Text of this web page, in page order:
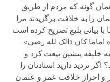
همان گونه که مردم از طریق
را به خلافت برگزیدند مرا
با بیانی بلیغ تصریح کرده است
کان ذالک لله رضی».
خلیفه پیشین بیعت کرد و
تردید دارید اسنادتان را
و احراز خلافت عمر و عثمان